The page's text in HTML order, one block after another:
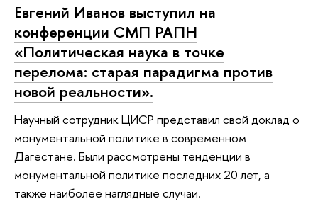
Евгений Иванов выступил на
конференции СМП РАПН
«Политическая наука в точке
перелома: старая парадигма против
новой реальности».
Научный сотрудник ЦИСР представил свой доклад о
монументальной политике в современном
Дагестане. Были рассмотрены тенденции в
монументальной политике последних 20 лет, а
также наиболее наглядные случаи.